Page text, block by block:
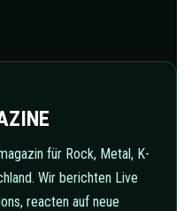
für Rock, Metal, K-
Wir berichten Live
reacten auf neue